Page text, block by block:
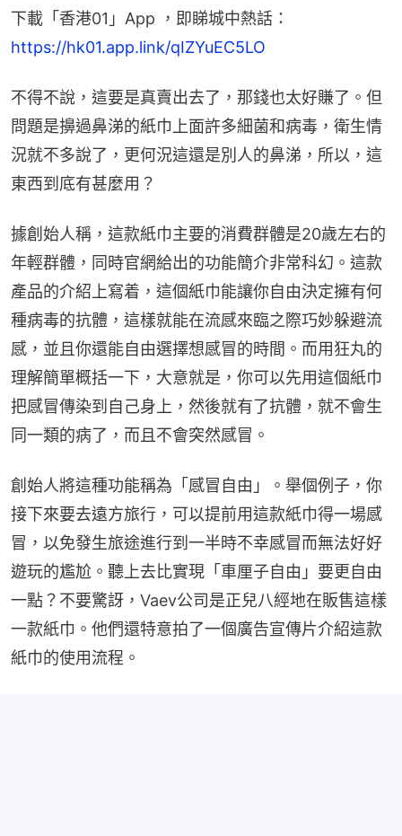
下載「香港01」App ，即睇城中熱話：
https://hk01.app.link/qIZYuEC5LO
不得不說，這要是真賣出去了，那錢也太好賺了。但
問題是擤過鼻涕的紙巾上面許多細菌和病毒，衛生情
況就不多說了，更何況這還是別人的鼻涕，所以，這
東西到底有甚麼用？
據創始人稱，這款紙巾主要的消費群體是20歲左右的
年輕群體，同時官網給出的功能簡介非常科幻。這款
產品的介紹上寫着，這個紙巾能讓你自由決定擁有何
種病毒的抗體，這樣就能在流感來臨之際巧妙躲避流
感，並且你還能自由選擇想感冒的時間。而用狂丸的
理解簡單概括一下，大意就是，你可以先用這個紙巾
把感冒傳染到自己身上，然後就有了抗體，就不會生
同一類的病了，而且不會突然感冒。
創始人將這種功能稱為「感冒自由」。舉個例子，你
接下來要去遠方旅行，可以提前用這款紙巾得一場感
冒，以免發生旅途進行到一半時不幸感冒而無法好好
遊玩的尷尬。聽上去比實現「車厘子自由」要更自由
一點？不要驚訝，Vaev公司是正兒八經地在販售這樣
一款紙巾。他們還特意拍了一個廣告宣傳片介紹這款
紙巾的使用流程。